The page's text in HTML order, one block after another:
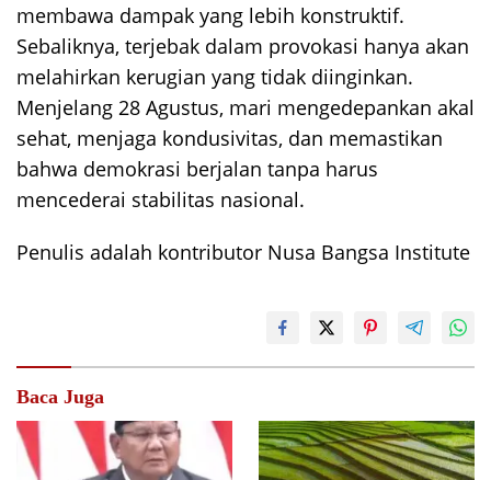
membawa dampak yang lebih konstruktif.
Sebaliknya, terjebak dalam provokasi hanya akan
melahirkan kerugian yang tidak diinginkan.
Menjelang 28 Agustus, mari mengedepankan akal
sehat, menjaga kondusivitas, dan memastikan
bahwa demokrasi berjalan tanpa harus
mencederai stabilitas nasional.
Penulis adalah kontributor Nusa Bangsa Institute
Baca Juga